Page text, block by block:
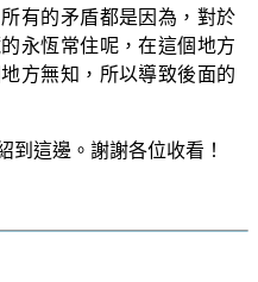
有的矛盾都是因為，對於
永恆常住呢，在這個地方
方無知，所以導致後面的
到這邊。謝謝各位收看！